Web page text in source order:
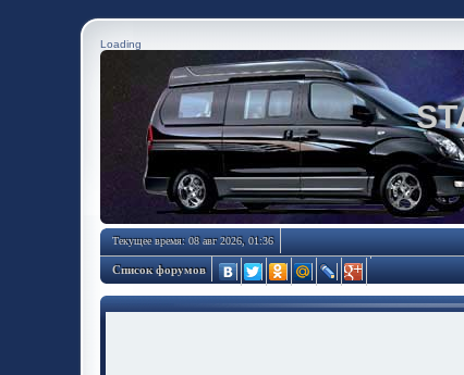
Loading
Текущее время: 08 авг 2026, 01:36
Список форумов